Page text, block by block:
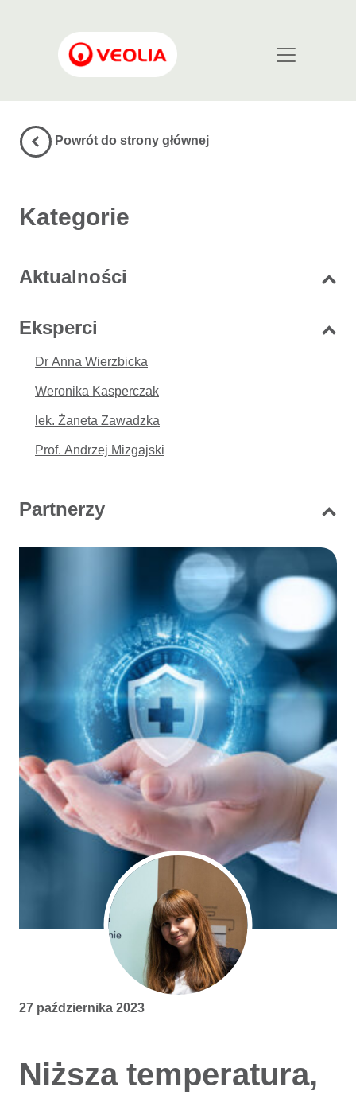
Main Navigation
Powrót do strony głównej
Kategorie
Aktualności
Eksperci
Dr Anna Wierzbicka
Weronika Kasperczak
lek. Żaneta Zawadzka
Prof. Andrzej Mizgajski
Partnerzy
27 października 2023
Niższa temperatura,